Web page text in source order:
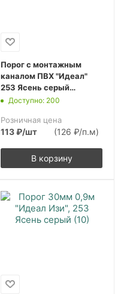
Порог с монтажным
каналом ПВХ "Идеал"
253 Ясень серый
900х36х5,5 мм
Доступно: 200
Розничная цена
113₽/шт (126 ₽/п.м)
В корзину